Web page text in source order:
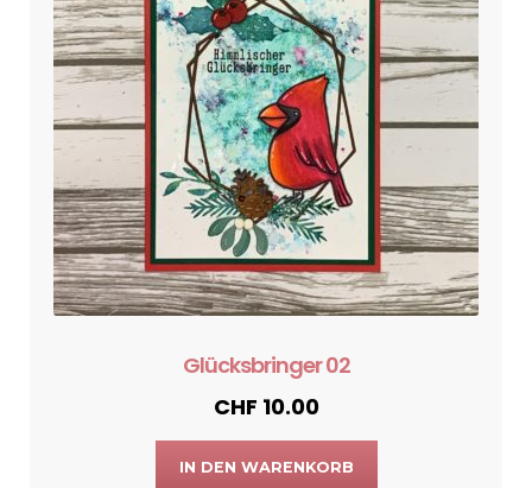
Glücksbringer 02
CHF 10.00
IN DEN WARENKORB